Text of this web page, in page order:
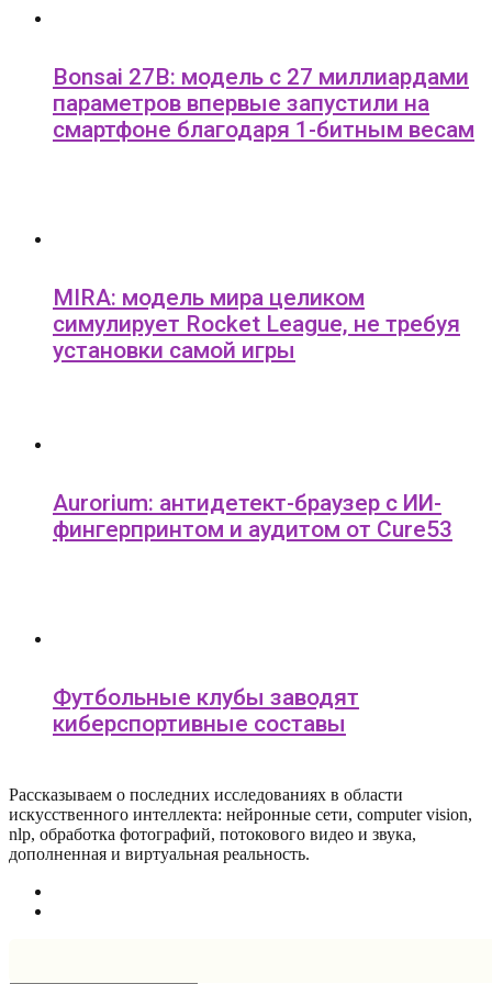
Bonsai 27B: модель с 27 миллиардами
параметров впервые запустили на
смартфоне благодаря 1-битным весам
MIRA: модель мира целиком
симулирует Rocket League, не требуя
установки самой игры
Aurorium: антидетект-браузер с ИИ-
фингерпринтом и аудитом от Cure53
Футбольные клубы заводят
киберспортивные составы
Рассказываем о последних исследованиях в области
искусcтвенного интеллекта: нейронные сети, computer vision,
nlp, обработка фотографий, потокового видео и звука,
дополненная и виртуальная реальность.